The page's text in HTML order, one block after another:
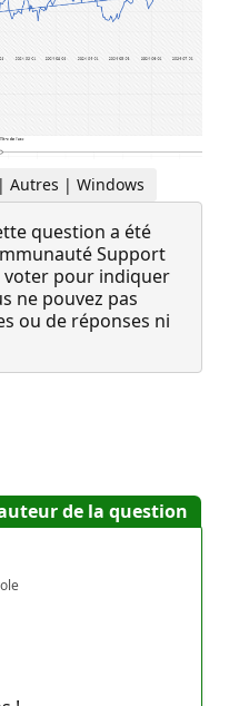
Autres | Windows
question a été
Support
voter pour indiquer
ne pouvez pas
ou de réponses ni
de la question